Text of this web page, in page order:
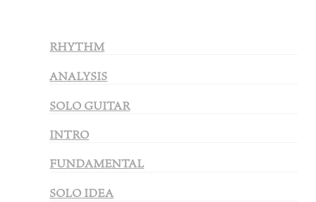
RHYTHM
ANALYSIS
SOLO GUITAR
INTRO
FUNDAMENTAL
SOLO IDEA